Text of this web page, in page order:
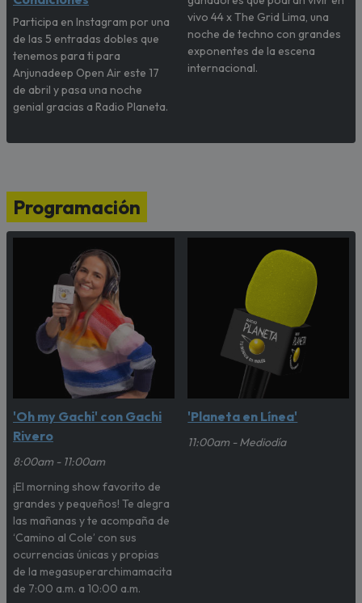
Participa en Instagram por una
de las 5 entradas dobles que
tenemos para ti para
Anjunadeep Open Air este 17
de abril y pasa una noche
genial gracias a Radio Planeta.
vivo 44 x The Grid Lima, una
noche de techno con grandes
exponentes de la escena
internacional.
Programación
'Oh my Gachi' con Gachi
Rivero
8:00am - 11:00am
¡El morning show favorito de
grandes y pequeños! Te alegra
las mañanas y te acompaña de
‘Camino al Cole’ con sus
ocurrencias únicas y propias
de la megasuperarchimamacita
de 7:00 a.m. a 10:00 a.m.
'Planeta en Línea'
11:00am - Mediodía